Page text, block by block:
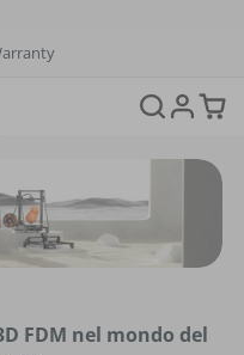
FDM nel mondo del